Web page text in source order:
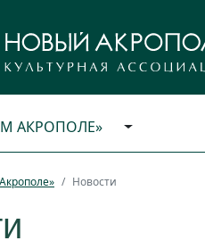
АКРОПОЛЕ»
Новости